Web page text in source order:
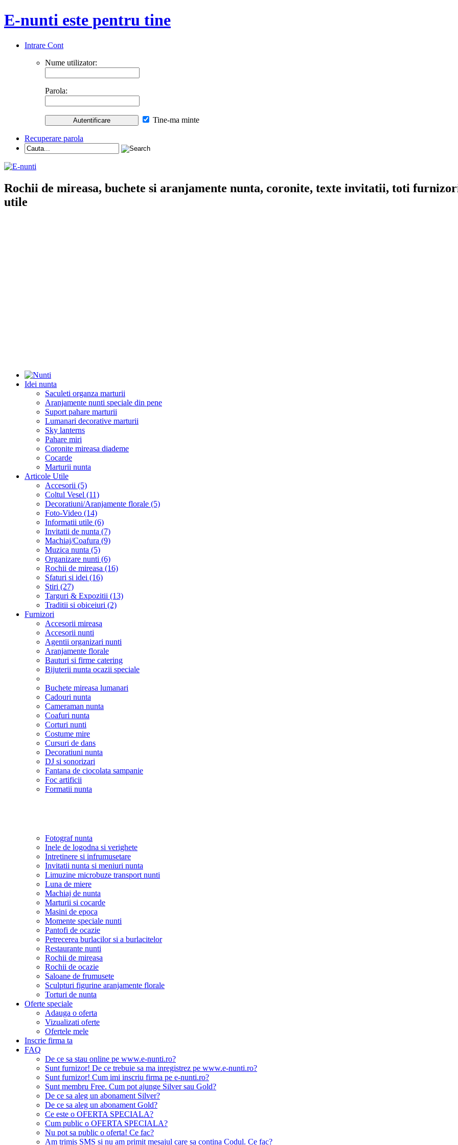
E-nunti este pentru tine
Intrare Cont
Nume utilizator:
Parola:
Tine-ma minte
Recuperare parola
Rochii de mireasa, buchete si aranjamente nunta, coronite, texte invitatii, toti
utile
Idei nunta
Saculeti organza marturii
Aranjamente nunti speciale din pene
Suport pahare marturii
Lumanari decorative marturii
Sky lanterns
Pahare miri
Coronite mireasa diademe
Cocarde
Marturii nunta
Articole Utile
Accesorii (5)
Coltul Vesel (11)
Decoratiuni/Aranjamente florale (5)
Foto-Video (14)
Informatii utile (6)
Invitatii de nunta (7)
Machiaj/Coafura (9)
Muzica nunta (5)
Organizare nunti (6)
Rochii de mireasa (16)
Sfaturi si idei (16)
Stiri (27)
Targuri & Expozitii (13)
Traditii si obiceiuri (2)
Furnizori
Accesorii mireasa
Accesorii nunti
Agentii organizari nunti
Aranjamente florale
Bauturi si firme catering
Bijuterii nunta ocazii speciale
Buchete mireasa lumanari
Cadouri nunta
Cameraman nunta
Coafuri nunta
Corturi nunti
Costume mire
Cursuri de dans
Decoratiuni nunta
DJ si sonorizari
Fantana de ciocolata sampanie
Foc artificii
Formatii nunta
Fotograf nunta
Inele de logodna si verighete
Intretinere si infrumusetare
Invitatii nunta si meniuri nunta
Limuzine microbuze transport nunti
Luna de miere
Machiaj de nunta
Marturii si cocarde
Masini de epoca
Momente speciale nunti
Pantofi de ocazie
Petrecerea burlacilor si a burlacitelor
Restaurante nunti
Rochii de mireasa
Rochii de ocazie
Saloane de frumusete
Sculpturi figurine aranjamente florale
Torturi de nunta
Oferte speciale
Adauga o oferta
Vizualizati oferte
Ofertele mele
Inscrie firma ta
FAQ
De ce sa stau online pe www.e-nunti.ro?
Sunt furnizor! De ce trebuie sa ma inregistrez pe www.e-nunti.ro?
Sunt furnizor! Cum imi inscriu firma pe e-nunti.ro?
Sunt membru Free. Cum pot ajunge Silver sau Gold?
De ce sa aleg un abonament Silver?
De ce sa aleg un abonament Gold?
Ce este o OFERTA SPECIALA?
Cum public o OFERTA SPECIALA?
Nu pot sa public o oferta! Ce fac?
Am trimis SMS si nu am primit mesajul care sa contina Codul. Ce fac?